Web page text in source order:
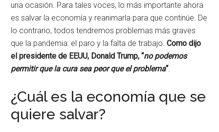
una ocasión. Para tales voces, lo más importante ahora
es salvar la economía y reanimarla para que continúe. De
lo contrario, todos tendremos problemas más graves
que la pandemia: el paro y la falta de trabajo.Como dijo
el presidente de EEUU, Donald Trump, “no podemos
permitir que la cura sea peor que el problema“.
¿Cuál es la economía que se
quiere salvar?